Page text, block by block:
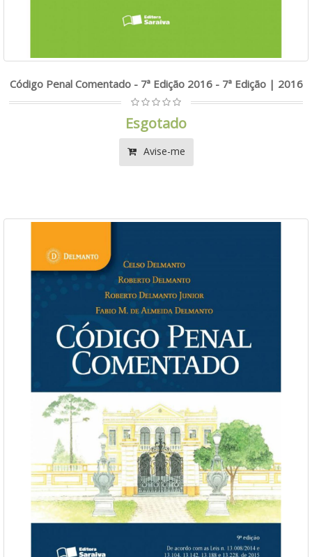
Código Penal Comentado - 7ª Edição 2016 - 7ª Edição | 2016
Esgotado
Avise-me